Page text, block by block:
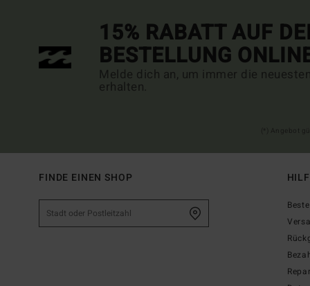
15% RABATT AUF
BESTELLUNG
Melde dich an, um immer die
erhalten.
FINDE EINEN SHOP